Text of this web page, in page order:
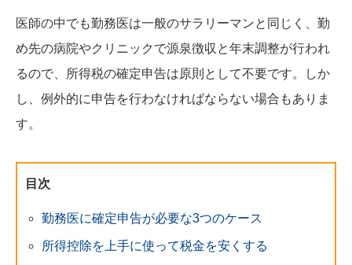
医師の中でも勤務医は一般のサラリーマンと同じく、勤
め先の病院やクリニックで源泉徴収と年末調整が行われ
るので、所得税の確定申告は原則として不要です。しか
し、例外的に申告を行わなければならない場合もありま
す。
目次
勤務医に確定申告が必要な3つのケース
所得控除を上手に使って税金を安くする